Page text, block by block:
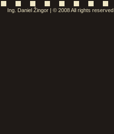
Ing. Daniel Žingor | © 2008 All rights reserved